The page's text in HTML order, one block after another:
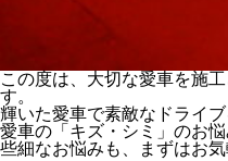
この度は、大切な愛車を施
す。
輝いた愛車で素敵なドライ
愛車の「キズ・シミ」のお
些細なお悩みも、まずはお